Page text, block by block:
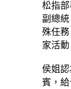
松指
副總
殊任
家活
侯姐
賓，